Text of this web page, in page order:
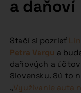
a
Stačí si pozrieť
Petra Vargu a
daňových a
Slovensku. Sú to
„Využívanie auta